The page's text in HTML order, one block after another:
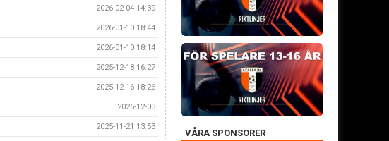
2026-02-04 14:39
2026-01-10 18:44
2026-01-10 18:14
2025-12-18 16:27
2025-12-16 18:26
2025-12-03
2025-11-21 13:53
VÅRA SPONSORER